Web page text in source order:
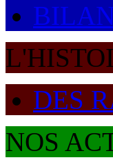
DES
NOS